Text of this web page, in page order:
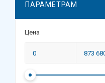
ПАРАМЕТРАМ
Цена